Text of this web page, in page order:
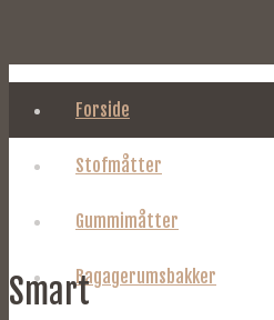
Forside
Stofmåtter
Gummimåtter
Bagagerumsbakker
Smart